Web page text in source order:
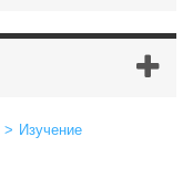
> Изучение